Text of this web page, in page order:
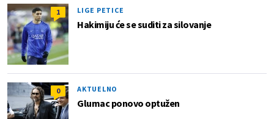
1 LIGE PETICE
Hakimiju će se suditi za silovanje
0 AKTUELNO
Glumac ponovo optužen